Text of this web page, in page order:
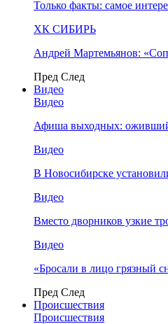
Только факты: самое
ХК СИБИРЬ
Андрей Мартемьянов:
Пред След
Видео
Видео
Афиша выходных: оживший
Видео
В Новосибирске
Видео
Вместо дворников узкие
Видео
«Бросали в лицо грязный
Пред След
Происшествия
Происшествия